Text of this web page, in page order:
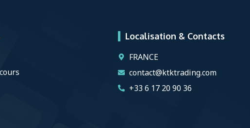
Localisation & Contacts
FRANCE
contact@ktktrading.com
+33 6 17 20 90 36